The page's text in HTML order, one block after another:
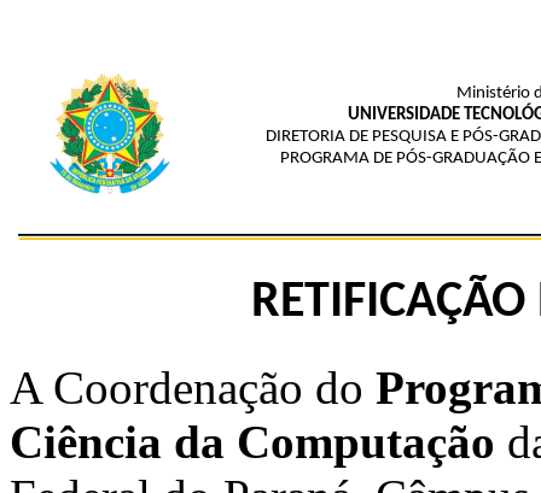
Ministério
UNIVERSIDADE
DIRETORIA DE PESQUISA E PÓS-
PROGRAMA DE PÓS-
A Coordenação do
Ciência da Computação